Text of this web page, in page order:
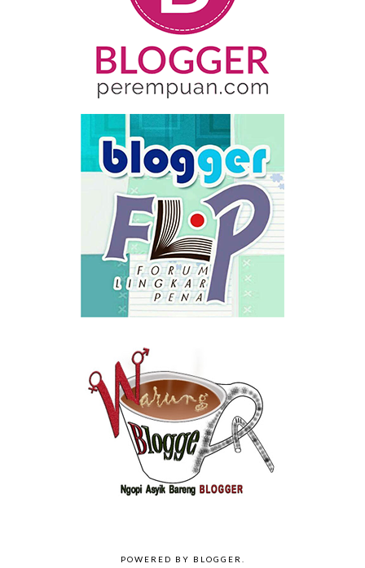
POWERED BY BLOGGER